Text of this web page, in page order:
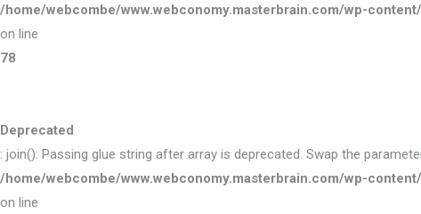
/home/webcombe/www.webconomy.masterbrain.com/wp-
on line
78
Deprecated
: join(): Passing glue string after array is deprecated. Swap the
/home/webcombe/www.webconomy.masterbrain.com/wp-
on line